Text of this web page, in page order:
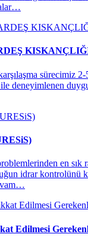
sürecimiz 2-5
deneyimlenen
en sık
idrar kontrolünü
Edilmesi